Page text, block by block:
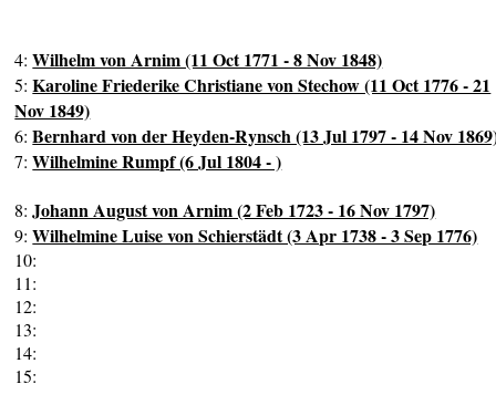
4:Wilhelm von Arnim (11 Oct 1771 - 8 Nov 1848)
5:Karoline Friederike Christiane von Stechow (11 Oct 1776 - 21
Nov 1849)
6:Bernhard von der Heyden-Rynsch (13 Jul 1797 - 14 Nov
7:Wilhelmine Rumpf (6 Jul 1804 - )
8:Johann August von Arnim (2 Feb 1723 - 16 Nov 1797)
9:Wilhelmine Luise von Schierstädt (3 Apr 1738 - 3 Sep 1776)
10:
11:
12:
13:
14:
15: